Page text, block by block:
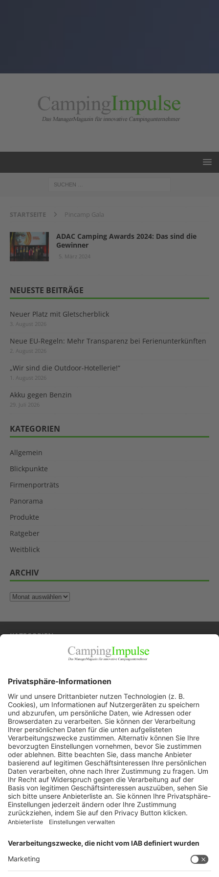
STARTSEITE Pincamp Gala
ADAC Camping Awards 2024: Das sind die
Gewinner
5. März 2024
NEUESTE BEITRÄGE
Neuer Platz mit Gletscherblick
3. August 2026
Neue EU-Regeln: Mehr Transparenz bei Ferienunterkünften
2. August 2026
„Wir sind die Outdoor-Hotellerie!“
1. August 2026
Akku gegen Benzin
29. Juli 2026
KATEGORIEN
Allgemein
Blickpunkte
Firmenporträts
Panorama
Produkte
Ratgeber
Weitblick
ARCHIV
KATEGORIEN
Firmenporträts
Panorama
Produkte
Ratgeber
Weitblick
WEITERES AUS DEM VERLAG
Reisemobil International